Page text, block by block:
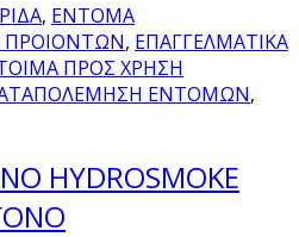
, ΕΝΤΟΜΑ
, ΕΠΑΓΓΕΛΜΑΤΙΚΑ
ΠΡΟΣ ΧΡΗΣΗ
ΕΝΤΟΜΩΝ,
HYDROSMOKE​